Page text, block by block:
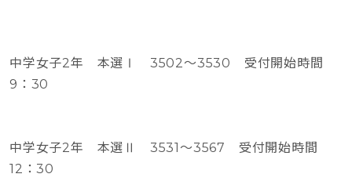
中学女子2年 本選Ⅰ 3502～3530 受付開始時間
9：30
中学女子2年 本選Ⅱ 3531～3567 受付開始時間
12：30